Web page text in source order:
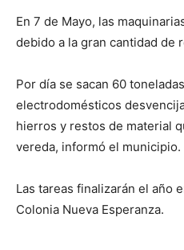
En 7 de Mayo, las
debido a la gran cantidad de
Por día se sacan 60
electrodomésticos
hierros y restos de material
vereda, informó el municipio.
Las tareas finalizarán el año
Colonia Nueva Esperanza.